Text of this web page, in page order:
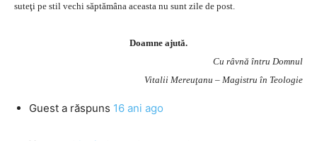
suteţi pe stil vechi săptămâna aceasta nu sunt zile de post.
Doamne ajută.
Cu râvnă întru Domnul
Vitalii Mereuţanu – Magistru în Teologie
Guest a răspuns 16 ani ago